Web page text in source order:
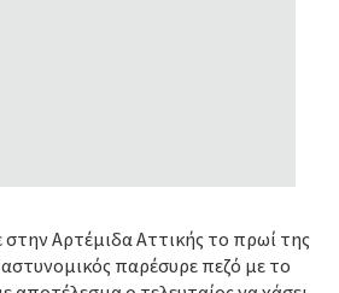
Αρτέμιδα Αττικής το πρωί της
παρέσυρε πεζό με το